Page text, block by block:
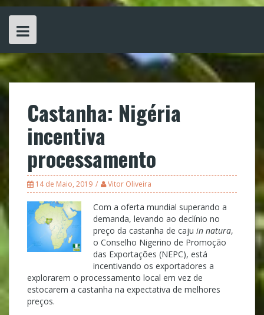
Castanha: Nigéria
incentiva
processamento
14 de Maio, 2019 Vitor Oliveira
Com a oferta mundial superando a
demanda, levando ao declínio no
preço da castanha de caju in natura,
o Conselho Nigerino de Promoção
das Exportações (NEPC), está
incentivando os exportadores a
explorarem o processamento local em vez de
estocarem a castanha na expectativa de melhores
preços.